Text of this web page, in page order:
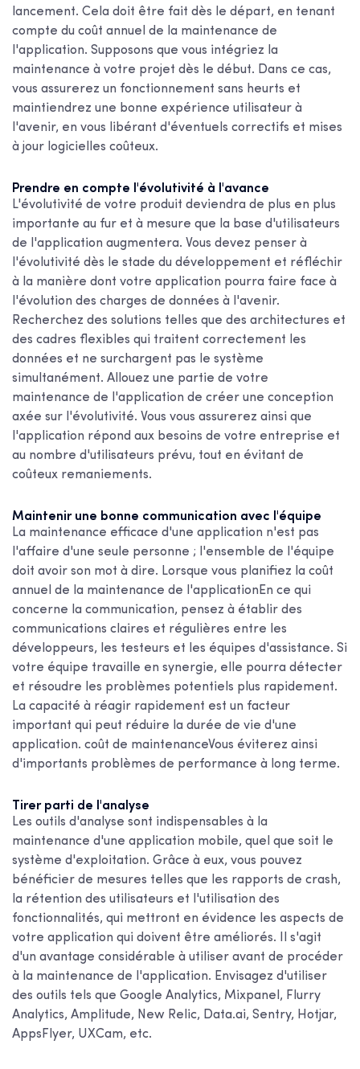
lancement. Cela doit être fait dès le départ, en tenant
compte du coût annuel de la maintenance de
l'application. Supposons que vous intégriez la
maintenance à votre projet dès le début. Dans ce cas,
vous assurerez un fonctionnement sans heurts et
maintiendrez une bonne expérience utilisateur à
l'avenir, en vous libérant d'éventuels correctifs et mises
à jour logicielles coûteux.
Prendre en compte l'évolutivité à l'avance
L'évolutivité de votre produit deviendra de plus en plus
importante au fur et à mesure que la base d'utilisateurs
de l'application augmentera. Vous devez penser à
l'évolutivité dès le stade du développement et réfléchir
à la manière dont votre application pourra faire face à
l'évolution des charges de données à l'avenir.
Recherchez des solutions telles que des architectures et
des cadres flexibles qui traitent correctement les
données et ne surchargent pas le système
simultanément. Allouez une partie de votre
maintenance de l'application de créer une conception
axée sur l'évolutivité. Vous vous assurerez ainsi que
l'application répond aux besoins de votre entreprise et
au nombre d'utilisateurs prévu, tout en évitant de
coûteux remaniements.
Maintenir une bonne communication avec l'équipe
La maintenance efficace d'une application n'est pas
l'affaire d'une seule personne ; l'ensemble de l'équipe
doit avoir son mot à dire. Lorsque vous planifiez la coût
annuel de la maintenance de l'application En ce qui
concerne la communication, pensez à établir des
communications claires et régulières entre les
développeurs, les testeurs et les équipes d'assistance. Si
votre équipe travaille en synergie, elle pourra détecter
et résoudre les problèmes potentiels plus rapidement.
La capacité à réagir rapidement est un facteur
important qui peut réduire la durée de vie d'une
application. coût de maintenanceVous éviterez ainsi
d'importants problèmes de performance à long terme.
Tirer parti de l'analyse
Les outils d'analyse sont indispensables à la
maintenance d'une application mobile, quel que soit le
système d'exploitation. Grâce à eux, vous pouvez
bénéficier de mesures telles que les rapports de crash,
la rétention des utilisateurs et l'utilisation des
fonctionnalités, qui mettront en évidence les aspects de
votre application qui doivent être améliorés. Il s'agit
d'un avantage considérable à utiliser avant de procéder
à la maintenance de l'application. Envisagez d'utiliser
des outils tels que Google Analytics, Mixpanel, Flurry
Analytics, Amplitude, New Relic, Data.ai, Sentry, Hotjar,
AppsFlyer, UXCam, etc.